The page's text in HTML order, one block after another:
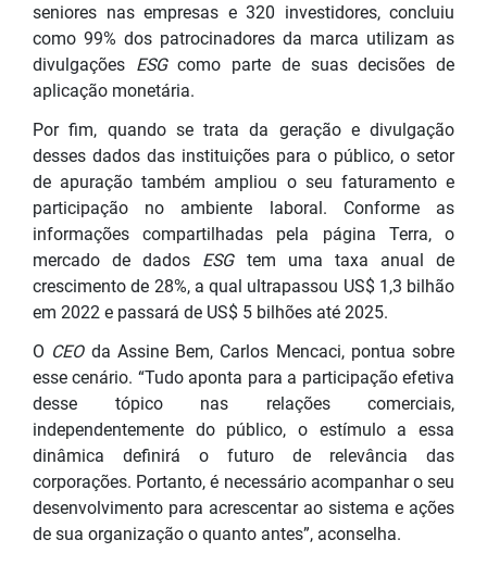
seniores nas empresas e 320 investidores, concluiu
como 99% dos patrocinadores da marca utilizam as
divulgações ESGcomo parte de suas decisões de
aplicação monetária.
Por fim, quando se trata da geração e divulgação
desses dados das instituições para o público, o setor
de apuração também ampliou o seu faturamento e
participação no ambiente laboral. Conforme as
informações compartilhadas pela página Terra, o
mercado de dados ESGtem uma taxa anual de
crescimento de 28%, a qual ultrapassou US$ 1,3 bilhão
em 2022 e passará de US$ 5 bilhões até 2025.
O CEO da Assine Bem, Carlos Mencaci, pontua sobre
esse cenário. “Tudo aponta para a participação efetiva
desse tópico nas relações comerciais,
independentemente do público, o estímulo a essa
dinâmica definirá o futuro de relevância das
corporações. Portanto, é necessário acompanhar o seu
desenvolvimento para acrescentar ao sistema e ações
de sua organização o quanto antes”, aconselha.